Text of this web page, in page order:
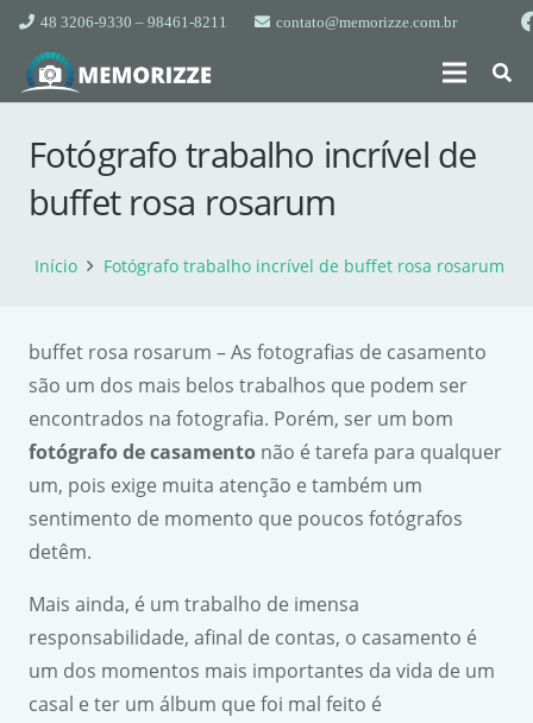
48 3206-9330 – 98461-8211 contato@memorizze.com.br
Fotógrafo trabalho incrível de
buffet rosa rosarum
Início Fotógrafo trabalho incrível de buffet rosa rosarum
buffet rosa rosarum – As fotografias de casamento
são um dos mais belos trabalhos que podem ser
encontrados na fotografia. Porém, ser um bom
fotógrafo de casamento não é tarefa para qualquer
um, pois exige muita atenção e também um
sentimento de momento que poucos fotógrafos
detêm.
Mais ainda, é um trabalho de imensa
responsabilidade, afinal de contas, o casamento é
um dos momentos mais importantes da vida de um
casal e ter um álbum que foi mal feito é